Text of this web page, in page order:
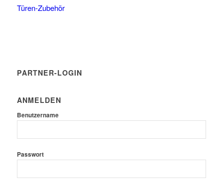
Türen-Zubehör
PARTNER-LOGIN
ANMELDEN
Benutzername
Passwort